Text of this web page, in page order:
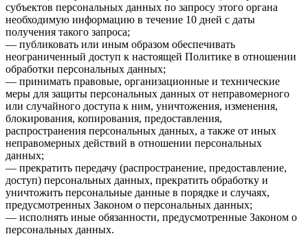
субъектов персональных данных по запросу этого органа
необходимую информацию в течение 10 дней с даты
получения такого запроса;
— публиковать или иным образом обеспечивать
неограниченный доступ к настоящей Политике в отношении
обработки персональных данных;
— принимать правовые, организационные и технические
меры для защиты персональных данных от неправомерного
или случайного доступа к ним, уничтожения, изменения,
блокирования, копирования, предоставления,
распространения персональных данных, а также от иных
неправомерных действий в отношении персональных
данных;
— прекратить передачу (распространение, предоставление,
доступ) персональных данных, прекратить обработку и
уничтожить персональные данные в порядке и случаях,
предусмотренных Законом о персональных данных;
— исполнять иные обязанности, предусмотренные Законом о
персональных данных.